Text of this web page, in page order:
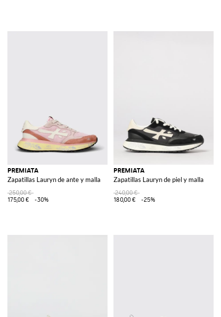
PREMIATA
Zapatillas Lauryn de ante y malla
250,00 €
175,00 €
-30%
PREMIATA
Zapatillas Lauryn de piel y malla
240,00 €
180,00 €
-25%